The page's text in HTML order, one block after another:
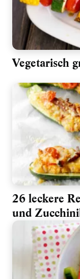
Vegetarisch
26 leckere
und